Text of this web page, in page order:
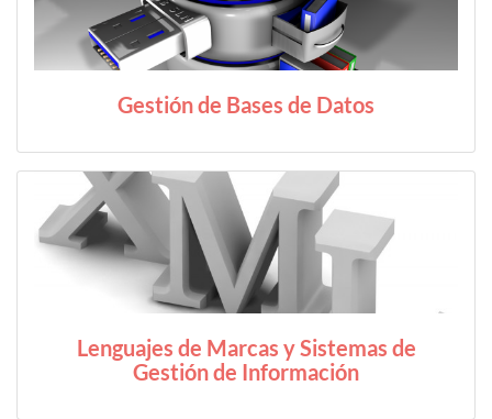
Gestión de Bases de Datos
Lenguajes de Marcas y Sistemas de
Gestión de Información